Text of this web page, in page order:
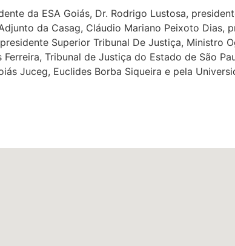
da ESA Goiás, Dr. Rodrigo Lustosa,
da Casag, Cláudio Mariano Peixoto Dias,
Superior Tribunal De Justiça, Ministro
Tribunal de Justiça do Estado de São
Juceg, Euclides Borba Siqueira e pela